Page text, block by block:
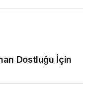
Dostluğu İçin